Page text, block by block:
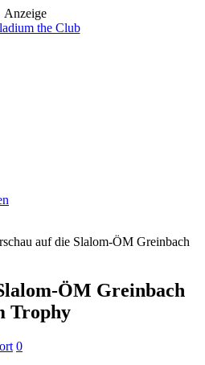
Anzeige
auf die Slalom-ÖM Greinbach
ÖM Greinbach
Trophy
0